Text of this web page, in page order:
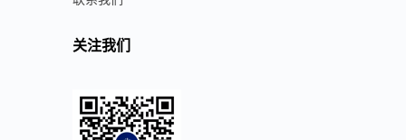
关注我们